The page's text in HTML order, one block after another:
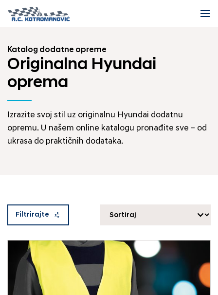
Katalog dodatne opreme
Originalna Hyundai
oprema
Izrazite svoj stil uz originalnu Hyundai dodatnu
opremu. U našem online katalogu pronađite sve – od
ukrasa do praktičnih dodataka.
Filtrirajte